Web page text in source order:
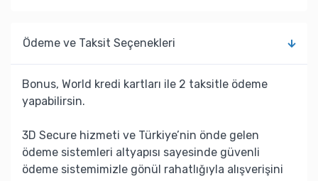
Ödeme ve Taksit Seçenekleri
Bonus, World kredi kartları ile 2 taksitle ödeme
yapabilirsin.
3D Secure hizmeti ve Türkiye’nin önde gelen
ödeme sistemleri altyapısı sayesinde güvenli
ödeme sistemimizle gönül rahatlığıyla alışverişini